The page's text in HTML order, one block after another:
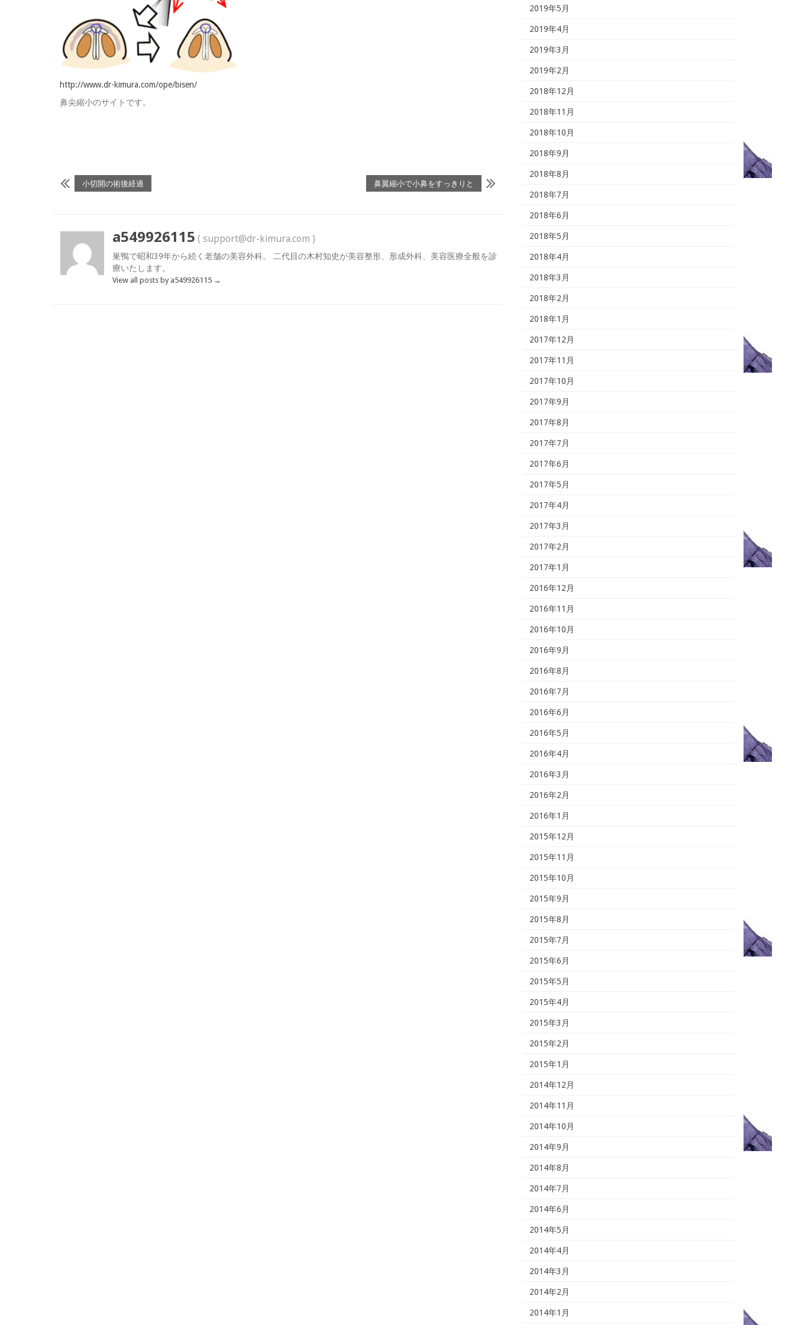
http://www.dr-kimura.com/ope/bisen/
鼻尖縮小のサイトです。
小切開の術後経過 鼻翼縮小で小鼻をすっきりと
a549926115 ( support@dr-kimura.com )
巣鴨で昭和39年から続く老舗の美容外科。 二代目の木村知史が美容整形、形成外科、美容医療全般を診
療いたします。
View all posts by a549926115 →
2019年5月
2019年4月
2019年3月
2019年2月
2018年12月
2018年11月
2018年10月
2018年9月
2018年8月
2018年7月
2018年6月
2018年5月
2018年4月
2018年3月
2018年2月
2018年1月
2017年12月
2017年11月
2017年10月
2017年9月
2017年8月
2017年7月
2017年6月
2017年5月
2017年4月
2017年3月
2017年2月
2017年1月
2016年12月
2016年11月
2016年10月
2016年9月
2016年8月
2016年7月
2016年6月
2016年5月
2016年4月
2016年3月
2016年2月
2016年1月
2015年12月
2015年11月
2015年10月
2015年9月
2015年8月
2015年7月
2015年6月
2015年5月
2015年4月
2015年3月
2015年2月
2015年1月
2014年12月
2014年11月
2014年10月
2014年9月
2014年8月
2014年7月
2014年6月
2014年5月
2014年4月
2014年3月
2014年2月
2014年1月